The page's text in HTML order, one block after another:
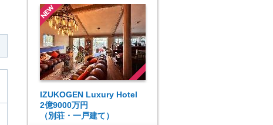
IZUKOGEN Luxury Hotel
2億9000万円
（別荘・一戸建て）